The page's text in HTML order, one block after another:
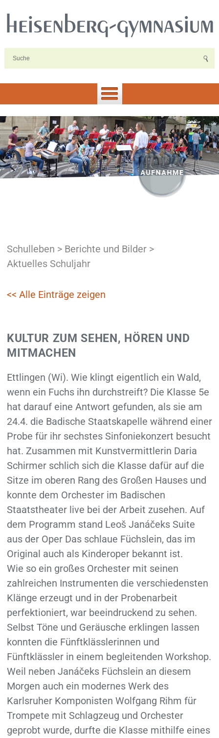
Schulleben > Berichte und Bilder>
Aktuelles Schuljahr
<< Alle Einträge zeigen
KULTUR ZUM SEHEN, HÖREN UND
MITMACHEN
Ettlingen (Wi). Wie klingt eigentlich ein Wald,
wenn ein Fuchs ihn durchstreift? Die Klasse 5e
hat darauf eine Antwort gefunden, als sie am
24.4. die Badische Staatskapelle während einer
Probe für ihr sechstes Sinfoniekonzert besucht
hat. Zusammen mit Kunstvermittlerin Daria
Schirmer schlich sich die Klasse dafür auf die
Sitze im oberen Rang des Großen Hauses und
konnte dem Orchester im Badischen
Staatstheater live bei der Arbeit zusehen. Auf
dem Programm stand Leoš Janáčeks Suite
aus der Oper Das schlaue Füchslein, das im
Original auch als Kinderoper bekannt ist.
Wie so ein großes Orchester mit seinen
zahlreichen Instrumenten die verschiedensten
Klänge erzeugt und in der Probenarbeit
perfektioniert, war beeindruckend zu sehen.
Selbst Töne und Geräusche erklingen lassen
konnten die Fünftklässlerinnen und
Fünftklässler in einem begleitenden Workshop.
Weil neben Janáčeks Füchslein an diesem
Morgen auch ein modernes Werk des
Karlsruher Komponisten Wolfgang Rihm für
Trompete mit Schlagzeug und Orchester
geprobt wurde, durfte die Klasse mithilfe eines